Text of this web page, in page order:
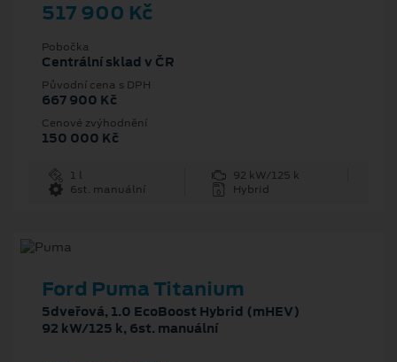
517 900 Kč
Pobočka
Centrální sklad v ČR
Původní cena s DPH
667 900 Kč
Cenové zvýhodnění
150 000 Kč
1 l
92 kW/125 k
6st. manuální
Hybrid
Ford Puma Titanium
5dveřová, 1.0 EcoBoost Hybrid (mHEV)
92 kW/125 k, 6st. manuální